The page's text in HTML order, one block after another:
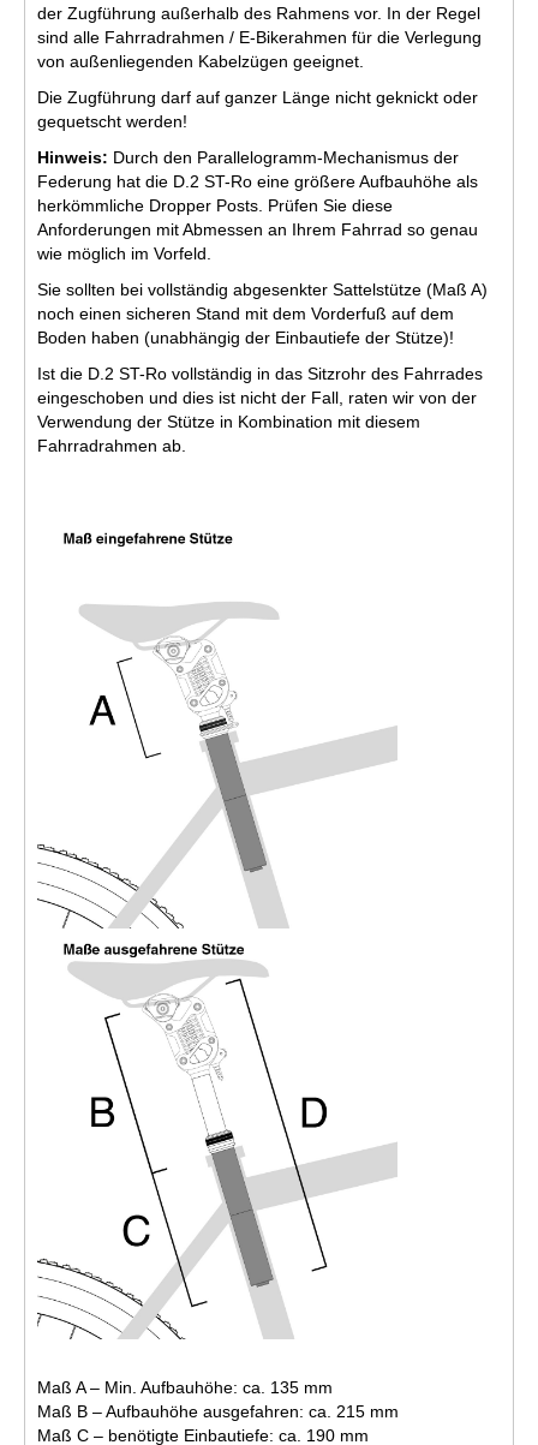
der Zugführung außerhalb des Rahmens vor. In der Regel
sind alle Fahrradrahmen / E-Bikerahmen für die Verlegung
von außenliegenden Kabelzügen geeignet.
Die Zugführung darf auf ganzer Länge nicht geknickt oder
gequetscht werden!
Hinweis: Durch den Parallelogramm-Mechanismus der
Federung hat die D.2 ST-Ro eine größere Aufbauhöhe als
herkömmliche Dropper Posts. Prüfen Sie diese
Anforderungen mit Abmessen an Ihrem Fahrrad so genau
wie möglich im Vorfeld.
Sie sollten bei vollständig abgesenkter Sattelstütze (Maß A)
noch einen sicheren Stand mit dem Vorderfuß auf dem
Boden haben (unabhängig der Einbautiefe der Stütze)!
Ist die D.2 ST-Ro vollständig in das Sitzrohr des Fahrrades
eingeschoben und dies ist nicht der Fall, raten wir von der
Verwendung der Stütze in Kombination mit diesem
Fahrradrahmen ab.
Maß A – Min. Aufbauhöhe: ca. 135 mm
Maß B – Aufbauhöhe ausgefahren: ca. 215 mm
Maß C – benötigte Einbautiefe: ca. 190 mm